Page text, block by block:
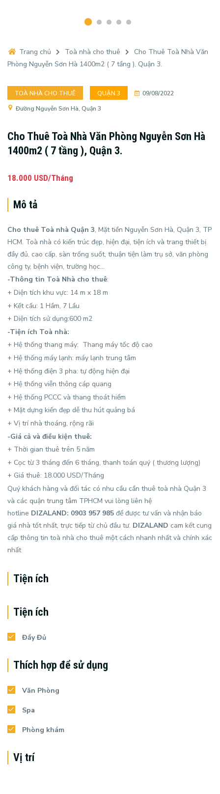
Trang chủ Toà nhà cho thuê
Cho Thuê Toà Nhà Văn
Phòng Nguyễn Sơn Hà 1400m2 ( 7 tầng ), Quận 3.
TOÀ NHÀ CHO THUÊ QUẬN 3
09/08/2022
Đường Nguyễn Sơn Hà, Quận 3
Cho Thuê Toà Nhà Văn Phòng Nguyễn Sơn Hà
1400m2 ( 7 tầng ), Quận 3.
18.000 USD/Tháng
Mô tả
Cho thuê Toà nhà Quận 3, Mặt tiền Nguyễn Sơn Hà, Quận 3, TP
HCM. Toà nhà có kiến trúc đẹp, hiện đại, tiện ích và trang thiết bị
đầy đủ, cao cấp, sàn trống suốt, thuận tiện làm trụ sở, văn phòng
công ty, bệnh viện, trường học…
-Thông tin Toà Nhà cho thuê:
+ Diện tích khu vực: 14 m x 18 m
+ Kết cấu: 1 Hầm, 7 Lầu
+ Diện tích sử dụng:600 m2
-Tiện ích Toà nhà:
+ Hệ thống thang máy: Thang máy tốc độ cao
+ Hệ thống máy lạnh: máy lạnh trung tâm
+ Hệ thống điện 3 pha: tự động hiện đại
+ Hệ thống viễn thông cáp quang
+ Hệ thống PCCC và thang thoát hiểm
+ Mặt dựng kiến đẹp dễ thu hút quảng bá
+ Vị trí nhà thoáng, rộng rãi
-Giá cả và điều kiện thuê:
+ Thời gian thuê trên 5 năm
+ Cọc từ 3 tháng đến 6 tháng, thanh toán quý ( thương lượng)
+ Giá thuê: 18.000 USD/Tháng
Quý khách hàng và đối tác có nhu cầu cần thuê toà nhà Quận 3
và các quận trung tâm TPHCM vui lòng liên hệ
hotline DIZALAND: 0903 957 985 để được tư vấn và nhận báo
giá nhà tốt nhất, trực tiếp từ chủ đầu tư. DIZALAND cam kết cung
cấp thông tin toà nhà cho thuê một cách nhanh nhất và chính xác
nhất
Tiện ích
Tiện ích
Đầy Đủ
Thích hợp để sử dụng
Văn Phòng
Spa
Phòng khám
Vị trí